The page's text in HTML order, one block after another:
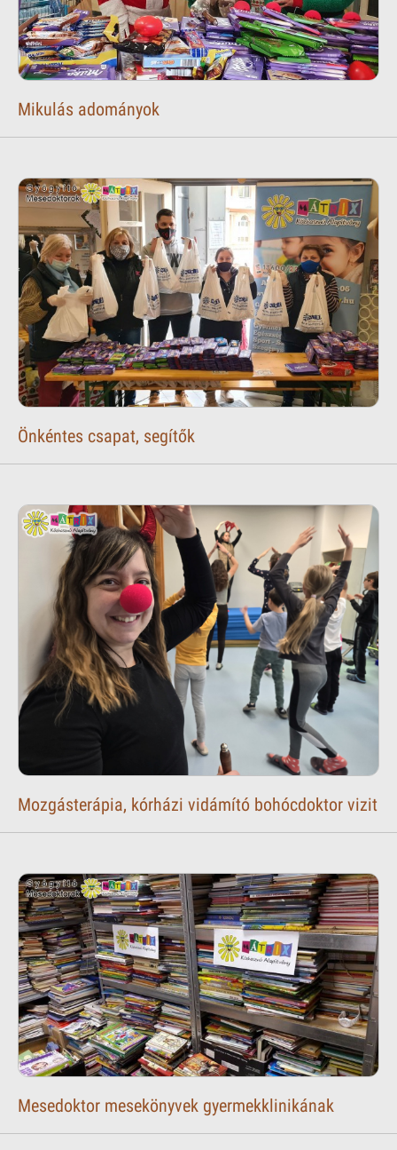
Mikulás adományok
Önkéntes csapat, segítők
Mozgásterápia, kórházi vidámító bohócdoktor vizit
Mesedoktor mesekönyvek gyermekklinikának